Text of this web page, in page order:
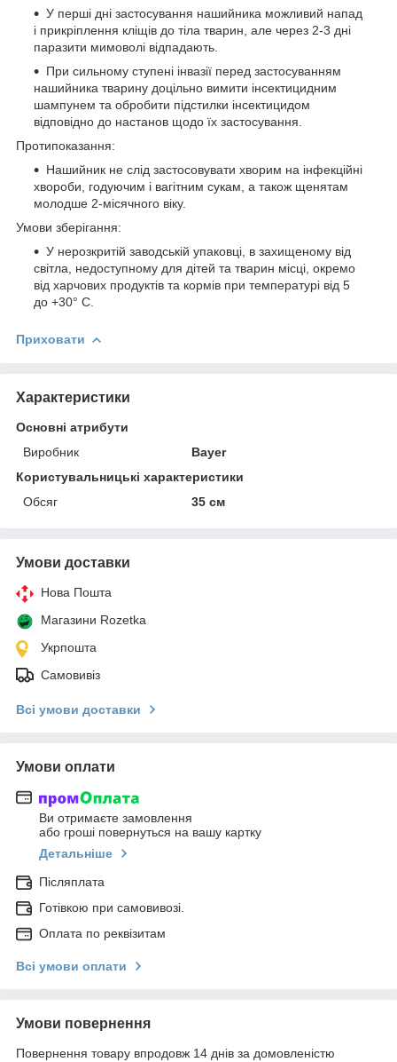
У перші дні застосування нашийника можливий напад
і прикріплення кліщів до тіла тварин, але через 2-3 дні
паразити мимоволі відпадають.
При сильному ступені інвазії перед застосуванням
нашийника тварину доцільно вимити інсектицидним
шампунем та обробити підстилки інсектицидом
відповідно до настанов щодо їх застосування.
Протипоказання:
Нашийник не слід застосовувати хворим на інфекційні
хвороби, годуючим і вагітним сукам, а також щенятам
молодше 2-місячного віку.
Умови зберігання:
У нерозкритій заводській упаковці, в захищеному від
світла, недоступному для дітей та тварин місці, окремо
від харчових продуктів та кормів при температурі від 5
до +30° С.
Приховати
Характеристики
Основні атрибути
Виробник
Bayer
Користувальницькі характеристики
Обсяг
35 см
Умови доставки
Нова Пошта
Магазини Rozetka
Укрпошта
Самовивіз
Всі умови доставки
Умови оплати
Ви отримаєте замовлення
або гроші повернуться на вашу картку
Детальніше
Післяплата
Готівкою при самовивозі.
Оплата по реквізитам
Всі умови оплати
Умови повернення
Повернення товару впродовж 14 днів за домовленістю